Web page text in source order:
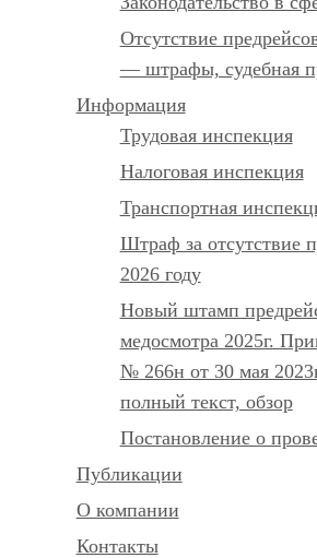
Отсутствие
— штрафы, судебная
Информация
Трудовая инспекция
Налоговая инспекция
Транспортная
Штраф за отсутствие
2026 году
Новый штамп
медосмотра 2025г.
№ 266н от 30 мая
полный текст, обзор
Постановление о
Публикации
О компании
Контакты